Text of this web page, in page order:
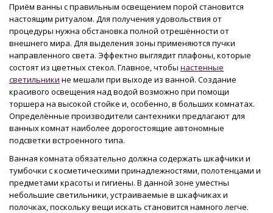
Приём ванны с правильным освещением порой становится
настоящим ритуалом. Для получения удовольствия от
процедуры нужна обстановка полной отрешённости от
внешнего мира. Для выделения зоны применяются пучки
направленного света. Эффектно выглядит плафоны, которые
состоят из цветных стекол. Главное, чтобы настенные
светильники не мешали при выходе из ванной. Создание
красивого освещения над водой возможно при помощи
торшера на высокой стойке и, особенно, в больших комнатах.
Определённые производители сантехники предлагают для
ванных комнат наиболее дорогостоящие автономные
подсветки встроенного типа.
Ванная комната обязательно должна содержать шкафчики и
тумбочки с косметическими принадлежностями, полотенцами и
предметами красоты и гигиены. В данной зоне уместны
небольшие светильники, устраиваемые в шкафчиках и
полочках, поскольку вещи искать становится намного легче.